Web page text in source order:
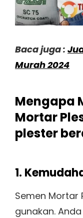
Baca juga :
Murah 2024
Mengapa
Mortar
plester
1.
Semen Mortar
gunakan.